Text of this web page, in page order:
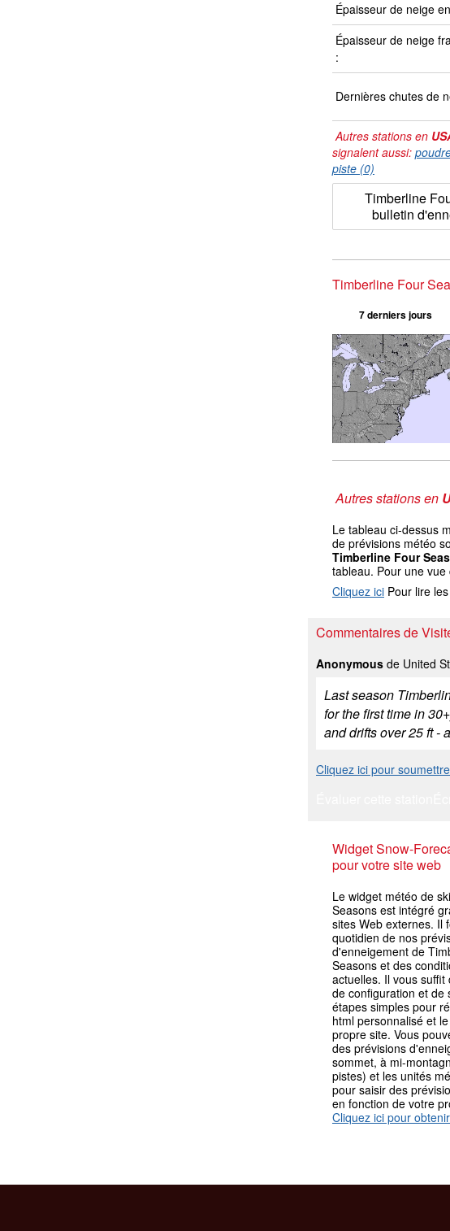
Épaisseur de neige
Épaisseur de neige
:
Dernières chutes de
Autres stations en
signalent aussi:
piste (0)
Timberline
bulletin
Timberline Four
7 derniers jours
Autres stations en
Le tableau ci-dessus
de prévisions météo
Timberline Four
tableau. Pour une
Cliquez ici Pour lire
Commentaires de
Anonymous de United
Last season
for the first time in
and drifts over 25 ft -
Cliquez ici pour
Widget Snow-
pour votre site web
Le widget météo de
Seasons est intégré
sites Web externes. Il
quotidien de nos
d'enneigement de
Seasons et des
actuelles. Il vous
de configuration et de
étapes simples pour
html personnalisé et
propre site. Vous
des prévisions
sommet, à mi-
pistes) et les unités
pour saisir des
en fonction de votre
Cliquez ici pour